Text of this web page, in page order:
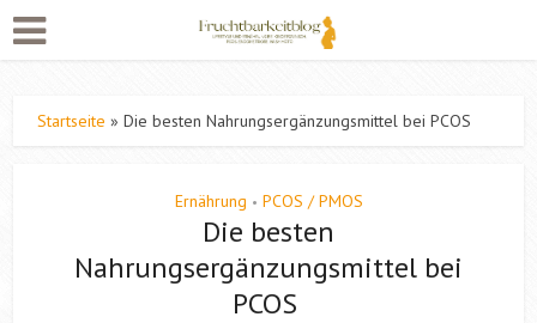
Startseite »Die besten Nahrungsergänzungsmittel bei PCOS
Ernährung • PCOS / PMOS
Die besten
Nahrungsergänzungsmittel bei
PCOS